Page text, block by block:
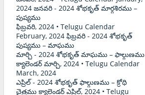
2024 జనవరి - 2024 శోభకృత్ మార్గశిరము –
పుష్యము
ఫిబ్రవరి, 2024 • Telugu Calendar
February, 2024 ఫిబ్రవరి - 2024 శోభకృత్
పుష్యము – మాఘము
మార్చి - 2024 శోభకృత్ మాఘము – ఫాల్గుణము
క్యాలెండర్ మార్చి, 2024 • Telugu Calendar
March, 2024
ఎప్రిల్ - 2024 శోభకృత్ ఫాల్గుణము – క్రోధి
చైత్రము క్యాలెండర్ ఎప్రిల్, 2024 • Telugu